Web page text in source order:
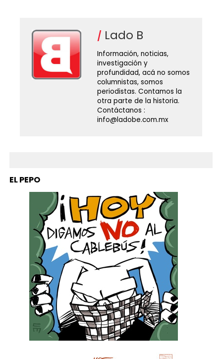
Lado B
Información, noticias,
investigación y
profundidad, acá no somos
columnistas, somos
periodistas. Contamos la
otra parte de la historia.
Contáctanos :
info@ladobe.com.mx
EL PEPO